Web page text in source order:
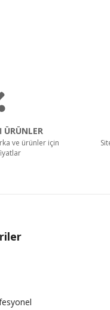
ÜRÜNLER
ve ürünler için